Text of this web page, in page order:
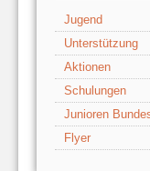
Jugend
Unterstützung
Aktionen
Schulungen
Junioren
Flyer